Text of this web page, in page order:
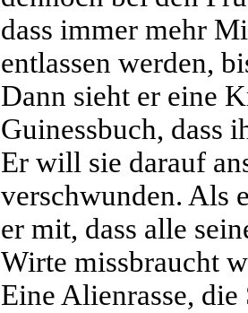
dass immer mehr
entlassen werden,
Dann sieht er eine
Guinessbuch, dass
Er will sie darauf
verschwunden. Als
er mit, dass alle
Wirte missbraucht
Eine Alienrasse,